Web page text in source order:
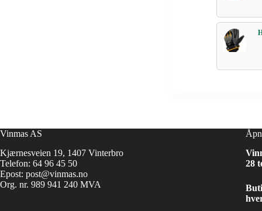
Vinmas AS
Kjærnesveien 19, 1407 Vinterbro
Telefon: 64 96 45 50
Epost: post@vinmas.no
Org. nr. 989 941 240 MVA
28